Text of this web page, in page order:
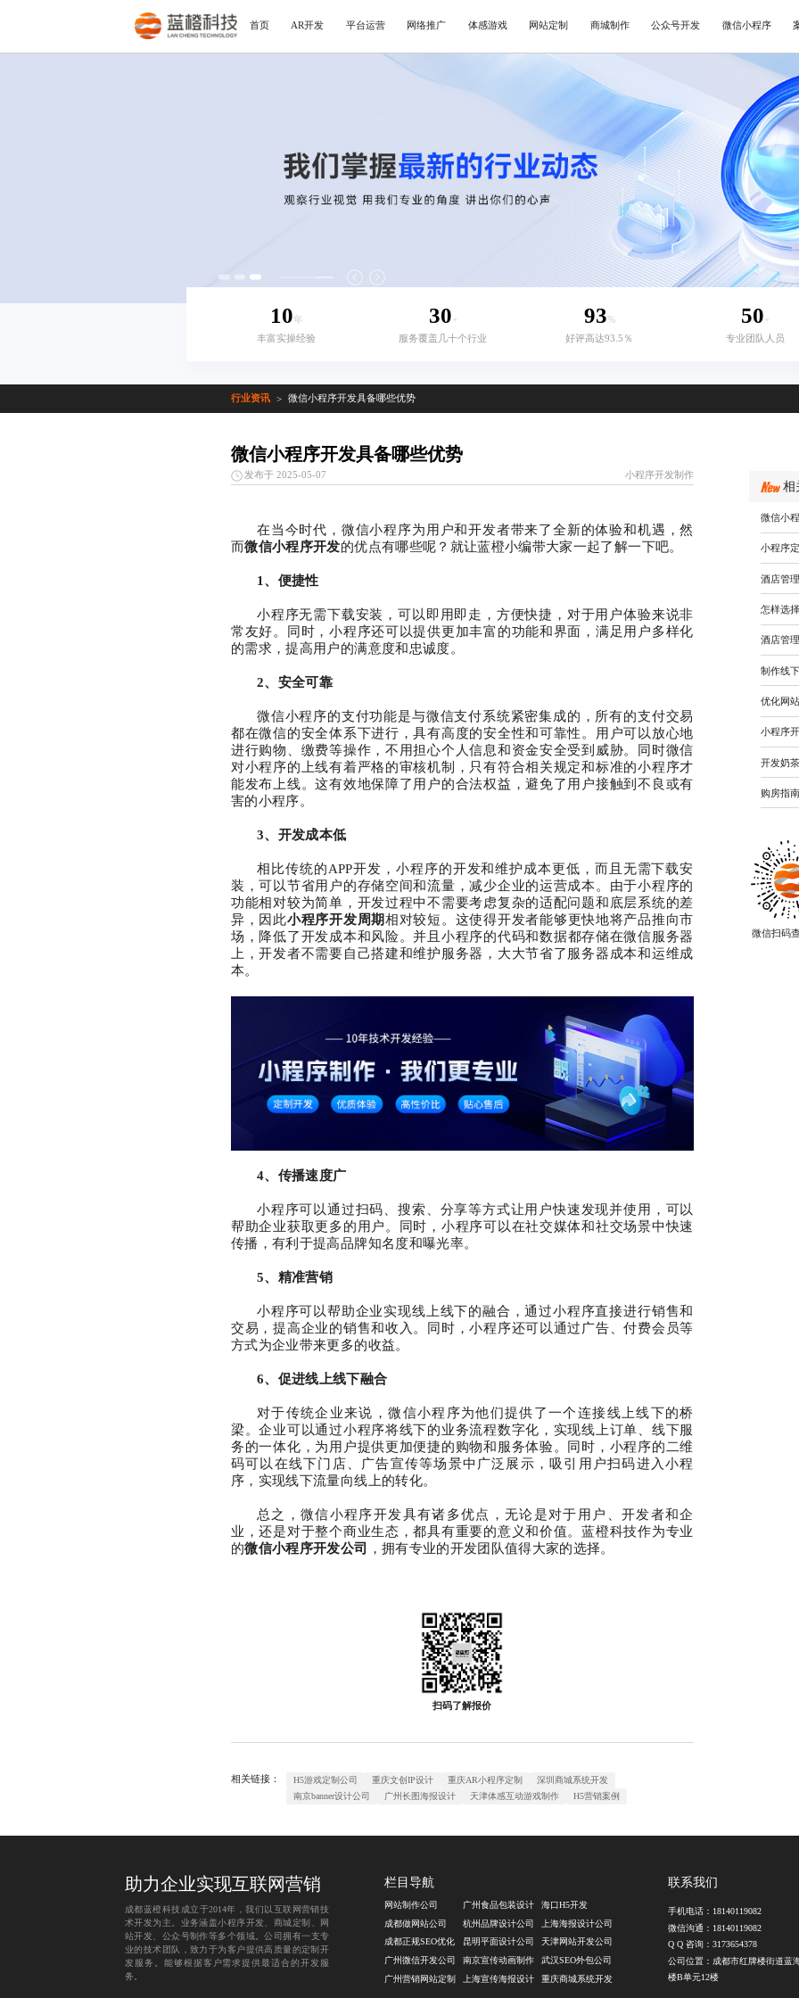
首页 AR开发 平台运营 网络推广 体感游戏 网站定制 商城制作 公众号开发 微信小程序
10年
丰富实操经验
30+
服务覆盖几十个行业
93%
好评高达93.5％
50+
专业团队人员
行业资讯 > 微信小程序开发具备哪些优势
微信小程序开发具备哪些优势
发布于 2025-05-07 小程序开发制作
在当今时代，微信小程序为用户和开发者带来了全新的体验和机遇 ，然
而微信小程序开发的优点有哪些呢？ 就让蓝橙小编带大家一起了解一下吧。
1、 便捷性
小程序无需下载安装，可以即用即走，方便快捷，对于用户体验来说非
常友好。同时，小程序还可以提供更加丰富的功能和界面，满足用户多样化
的需求，提高用户的满意度和忠诚度。
2、 安全可靠
微信小程序的支付功能是与微信支付系统紧密集成的，所有的支付交易
都在微信的安全体系下进行，具有高度的安全性和可靠性。用户可以放心地
进行购物、缴费等操作，不用担心个人信息和资金安全受到威胁。
同时微信
对小程序的上线有着严格的审核机制，只有符合相关规定和标准的小程序才
能发布上线。这有效地保障了用户的合法权益，避免了用户接触到不良或有
害的小程序。
3、 开发成本低
相比传统的APP开发，小程序的开发和维护成本更低，而且无需下载安
装，可以节省用户的存储空间和流量，减少企业的运营成本。由于小程序的
功能相对较为简单，开发过程中不需要考虑复杂的适配问题和底层系统的差
异，因此小程序开发周期相对较短。这使得开发者能够更快地将产品推向市
场，降低了开发成本和风险。并且 小程序的代码和数据都存储在微信服务器
上，开发者不需要自己搭建和维护服务器，大大节省了服务器成本和运维成
本。
4、传播速度广
小程序可以通过扫码、搜索、分享等方式让用户快速发现并使用，可以
帮助企业获取更多的用户。同时，小程序可以在社交媒体和社交场景中快速
传播，有利于提高品牌知名度和曝光率。
5、 精准营销
小程序可以帮助企业实现线上线下的融合，通过小程序直接进行销售和
交易，提高企业的销售和收入。同时，小程序还可以通过广告、付费会员等
方式为企业带来更多的收益。
6、 促进线上线下融合
对于传统企业来说，微信小程序为他们提供了一个连接线上线下的桥
梁。企业可以通过小程序将线下的业务流程数字化，实现线上订单、线下服
务的一体化，为用户提供更加便捷的购物和服务体验。同时，小程序的二维
码可以在线下门店、广告宣传等场景中广泛展示，吸引用户扫码进入小程
序，实现线下流量向线上的转化。
总之，微信小程序开发具有诸多优点，无论是对于用户、开发者和企
业，还是对于整个商业生态，都具有重要的意义和价值。蓝橙科技作为专业
的微信小程序开发公司 ，拥有专业的开发团队值得大家的选择。
扫码了解报价
相关链接： H5游戏定制公司 重庆文创IP设计 重庆AR小程序定制
深圳商城系统开发
南京banner设计公司
广州长图海报设计 天津体感互动游戏制作 H5营销案例
相
微信小
小程序
酒店管
怎样选
酒店管
制作线
优化网
小程序
开发奶
购房指
微信扫码
助力企业实现互联网营销
成都蓝橙科技成立于2014年，我们以互联网营销技
术开发为主。业务涵盖小程序开发 商城定制
网
站开发
公众号制作等多个领域。公司拥有一支专
业的技术团队，致力于为客户提供高质量的定制开
发服务。能够根据客户需求提供最适合的开发服
务。
栏目导航
网站制作公司
成都做网站公司
成都正规SEO优化
广州微信开发公司
广州营销网站定制
广州食品包装设计
杭州品牌设计公司
昆明平面设计公司
南京宣传动画制作
上海宣传海报设计
海口H5开发
上海海报设计公司
天津网站开发公司
武汉SEO外包公司
重庆商城系统开发
联系我们
手机电话： 18140119082
微信沟通： 18140119082
Q Q 咨询： 3173654378
公司位置：成都市红牌楼街道蓝
楼B单元12楼